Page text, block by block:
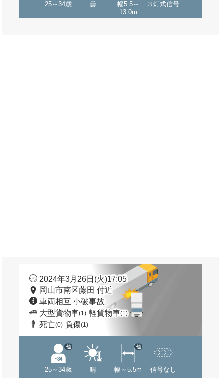
25～34歳 曇
幅5.5～
13.0m
３灯式信号
2024年3月26日(火)17:05
岡山市南区藤田 付近
車両相互 小破事故
大型貨物車(1) 軽貨物車(1)
死亡(0) 負傷(1)
25～34歳
他
晴 幅～5.5m
他
信号なし